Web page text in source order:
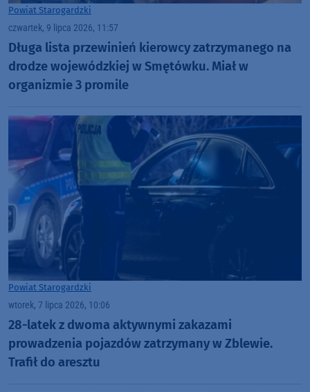
Powiat Starogardzki
czwartek, 9 lipca 2026, 11:57
Długa lista przewinień kierowcy zatrzymanego na
drodze wojewódzkiej w Smętówku. Miał w
organizmie 3 promile
Powiat Starogardzki
wtorek, 7 lipca 2026, 10:06
28-latek z dwoma aktywnymi zakazami
prowadzenia pojazdów zatrzymany w Zblewie.
Trafił do aresztu